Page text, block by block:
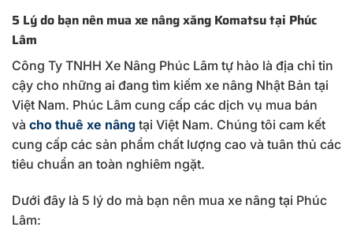
5 Lý do bạn nên mua xe nâng xăng Komatsu tại Phúc
Lâm
Công Ty TNHH Xe Nâng Phúc Lâm tự hào là địa chỉ tin
cậy cho những ai đang tìm kiếm xe nâng Nhật Bản tại
Việt Nam. Phúc Lâm cung cấp các dịch vụ mua bán
và cho thuê xe nâng tại Việt Nam. Chúng tôi cam kết
cung cấp các sản phẩm chất lượng cao và tuân thủ các
tiêu chuẩn an toàn nghiêm ngặt.
Dưới đây là 5 lý do mà bạn nên mua xe nâng tại Phúc
Lâm: